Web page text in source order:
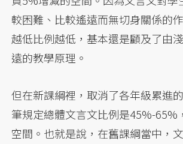
較困難、比較遙遠而無切身關係的
越低比例越低，基本還是顧及了由
遠的教學原理。
但在新課綱裡，取消了各年級累進
筆規定總體文言文比例是45%-65%
空間。也就是說，在舊課綱當中，